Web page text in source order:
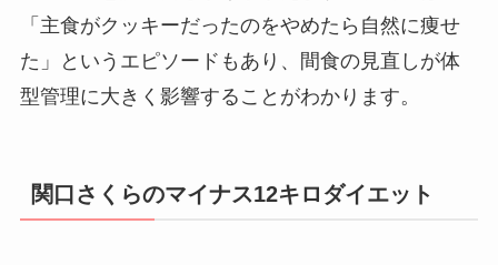
「主食がクッキーだったのをやめたら自然に痩せ
た」というエピソードもあり、間食の見直しが体
型管理に大きく影響することがわかります。
関口さくらのマイナス12キロダイエット